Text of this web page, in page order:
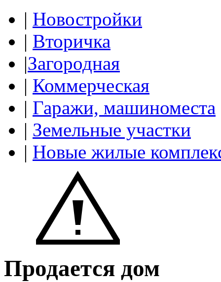
| Новостройки
| Вторичка
|Загородная
| Коммерческая
| Гаражи, машиноместа
| Земельные участки
| Новые жилые
Продается дом